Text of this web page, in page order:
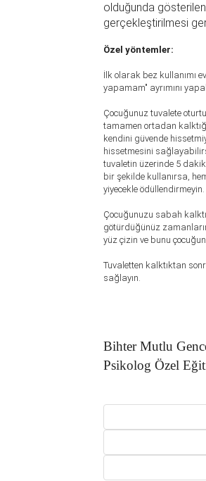
olduğunda
gerçekleştirilmesi
Özel yöntemler:
İlk olarak bez kullanımı
yapamam" ayrımını
Çocuğunuz tuvalete
tamamen ortadan
kendini güvende
hissetmesini
tuvaletin üzerinde 5
bir şekilde kullanırsa,
yiyecekle ödüllendirmeyin.
Çocuğunuzu sabah
götürdüğünüz
yüz çizin ve bunu
Tuvaletten kalktıktan
sağlayın.
Bihter Mutlu
Psikolog Özel